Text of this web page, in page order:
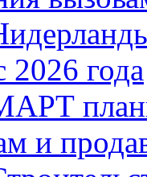
2026 года
и